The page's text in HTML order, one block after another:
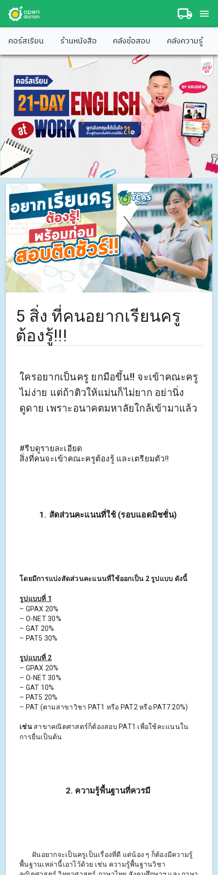
คอร์สเรียน ร้านหนังสือ คลังข้อสอบ คลังความรู้
5 สิ่ง ที่คนอยากเรียนครู
ต้องรู้!!!
ใครอยากเป็นครู ยกมือขึ้น‼ จะเข้าคณะครู
ไม่ง่าย แต่ถ้าติวให้แม่นก็ไม่ยาก อย่านิ่ง
ดูดาย เพราะอนาคตมหาลัยใกล้เข้ามาแล้ว
#รีบดูรายละเอียด
สิ่งที่คนจะเข้าคณะครูต้องรู้ และเตรียมตัว!!
1. สัดส่วนคะแนนที่ใช้ (รอบแอดมิชชั่น)
โดยมีการแบ่งสัดส่วนคะแนนที่ใช้ออกเป็น 2 รูปแบบ ดังนี้
รูปแบบที่ 1
– GPAX 20%
– O-NET 30%
– GAT 20%
– PAT5 30%
รูปแบบที่ 2
– GPAX 20%
– O-NET 30%
– GAT 10%
– PAT5 20%
– PAT (ตามสาขาวิชา PAT1 หรือ PAT2 หรือ PAT7 20%)
เช่น สาขาคณิตศาสตร์ก็ต้องสอบ PAT1 เพื่อใช้คะแนนใน
การยื่นเป็นต้น
2. ความรู้พื้นฐานที่ควรมี
ฝันอยากจะเป็นครูเป็นเรื่องที่ดี แต่น้อง ๆ ก็ต้องมีความรู้
พื้นฐานเหล่านี้เอาไว้ด้วย เช่น ความรู้พื้นฐานวิชา